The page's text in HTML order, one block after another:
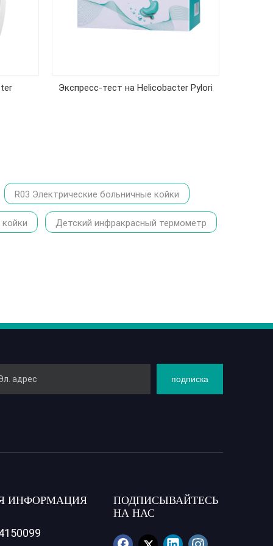
Экспресс-тест на Helicobacter Pylori
R03 Электрические больничные койки
Детский инфракрасный термометр
подписка
ИНФОРМАЦИЯ
ПОДПИСЫВАЙТЕСЬ
НА НАС